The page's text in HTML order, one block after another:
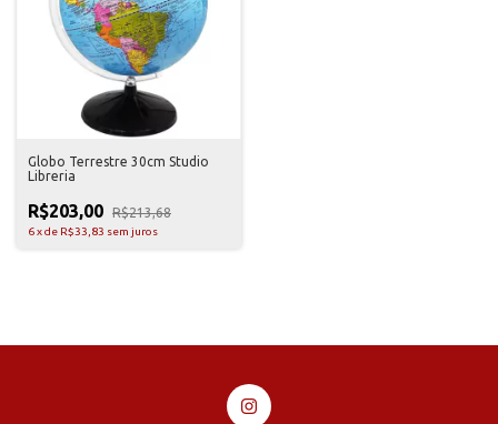
Globo Terrestre 30cm Studio
Libreria
R$203,00 R$213,68
6xde R$33,83 sem juros